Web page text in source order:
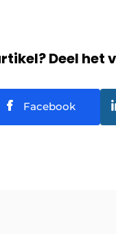
Deel het
Facebook